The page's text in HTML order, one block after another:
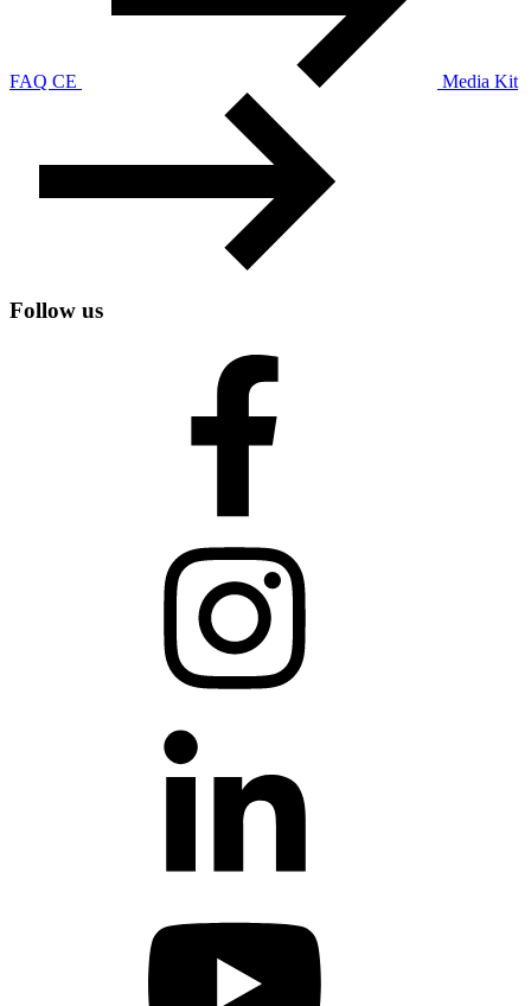
FAQ CE Media Kit
Follow us